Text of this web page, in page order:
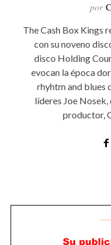
por
The Cash Box Kings
con su noveno
disco Holding
evocan la época
rhyhtm and blues
líderes Joe
productor,